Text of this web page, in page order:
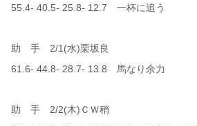
55.4- 40.5- 25.8- 12.7 一杯に追う
助 手 2/1(水)栗坂良
61.6- 44.8- 28.7- 13.8 馬なり余力
助 手 2/2(木)ＣＷ稍